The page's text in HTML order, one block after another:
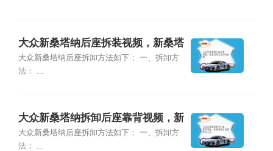
大众新桑塔纳后座拆装视频，新桑塔
纳后座如何拆卸
大众新桑塔纳后座拆卸方法如下； 一、拆卸方
法： ...
大众新桑塔纳拆卸后座靠背视频，新
桑塔纳后座靠背怎么拆
大众新桑塔纳后座拆卸方法如下； 一、拆卸方
法： ...